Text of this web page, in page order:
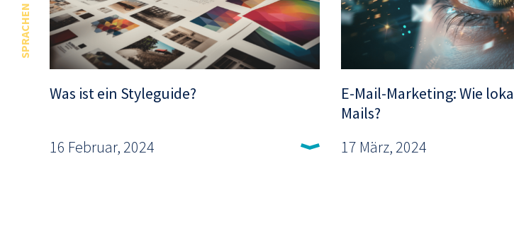
Was ist ein Styleguide?
16 Februar, 2024
E-Mail-Marketing: Wie
Mails?
17 März, 2024
SPRACHEN